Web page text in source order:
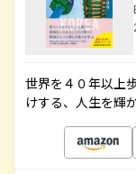
世界を４０年以上
けする、人生を輝